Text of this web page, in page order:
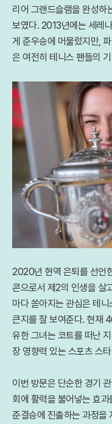
리어 그랜드슬램을 완성하
보였다. 2013년에는 세레
게 준우승에 머물렀지만,
은 여전히 테니스 팬들의
2020년 현역 은퇴를 선언
콘으로서 제2의 인생을 살
마다 쏟아지는 관심은 테
큰지를 잘 보여준다. 현재
유한 그녀는 코트를 떠난
장 영향력 있는 스포츠 스
이번 방문은 단순한 경기
회에 활력을 불어넣는 효
준결승에 진출하는 과정을